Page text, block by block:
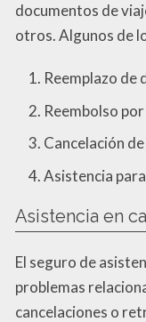
documentos de
otros. Algunos de
Reemplazo de
Reembolso
Cancelación
Asistencia
Asistencia en
El seguro de
problemas
cancelaciones o